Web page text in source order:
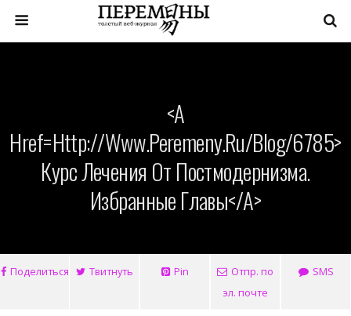
<a
Href=http://www.peremeny.ru/blog/6785>
Курс Лечения От Постмодернизма.
Избранные Главы</a>
Поделиться Твитнуть Pin
Отпр. по
эл. почте
SMS